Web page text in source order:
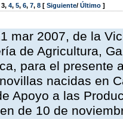
3, 4, 5, 6, 7, 8 [ Siguiente/ Último ]
mar 2007, de la
de Agricultura,
para el presente
nacidas en
Apoyo a las
de 10 de